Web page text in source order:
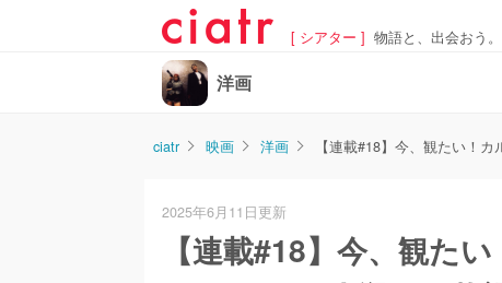
[ シアター ] 物語と、出会おう。
洋画
ciatr 映画 洋画 【連載#18】今、観たい！
2025年6月11日更新
【連載#18】今、観た